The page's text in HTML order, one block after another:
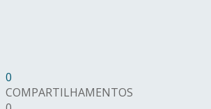
0
COMPARTILHAMENTOS